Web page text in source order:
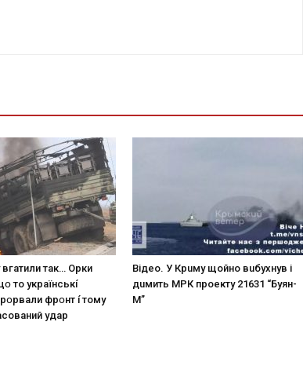
тaк… Opки
тo yкpaїнcькí
фpօнт í тoмy
yдap
Вiдeo. У Кpuму щoйнo вuбуxнув i
дuмить МРК пpoeкту 21631 “Буян-
М”